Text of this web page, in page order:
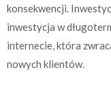
konsekwencji.
inwestycja w
internecie, która
nowych klientów.